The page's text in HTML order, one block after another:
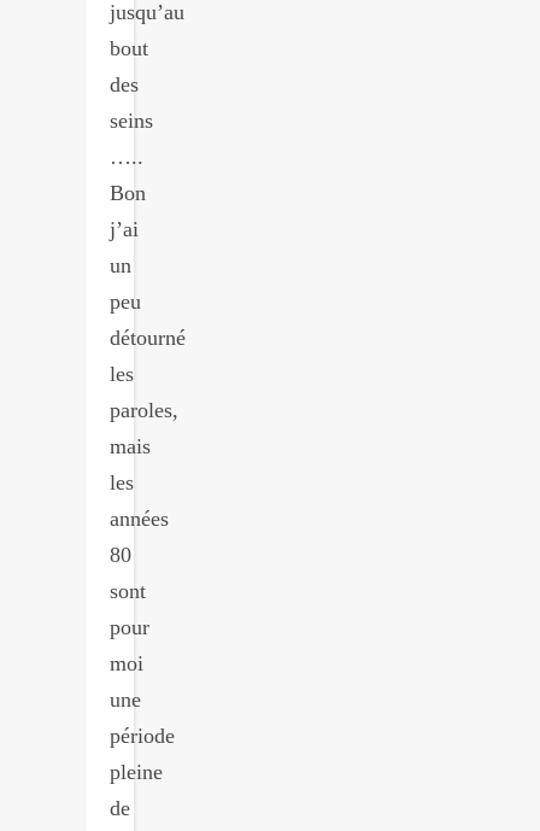
jusqu’au
bout
des
seins
…..
Bon
j’ai
un
peu
détourné
les
paroles,
mais
les
années
80
sont
pour
moi
une
période
pleine
de